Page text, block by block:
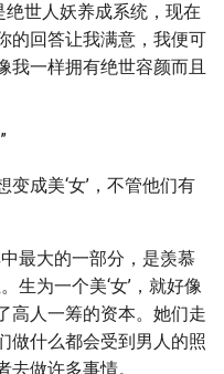
绝世人妖养成系统，现在
的回答让我满意，我便可
我一样拥有绝世容颜而且
成美‘女’，不管他们有
最大的一部分，是羡慕
生为一个美‘女’，就好像
高人一筹的资本。她们走
做什么都会受到男人的照
做许多事情。